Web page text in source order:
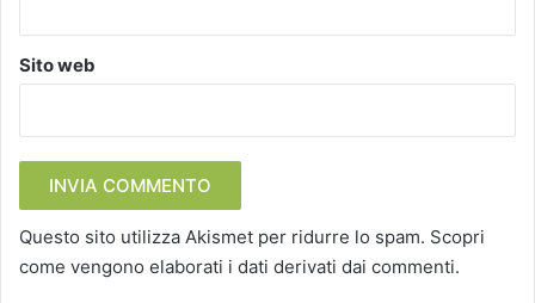
Sito web
Questo sito utilizza Akismet per ridurre lo spam. Scopri
come vengono elaborati i dati derivati dai commenti.